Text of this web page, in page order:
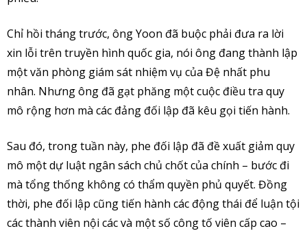
Chỉ hồi tháng trước, ông Yoon đã buộc phải đưa ra lời
xin lỗi trên truyền hình quốc gia, nói ông đang thành lập
một văn phòng giám sát nhiệm vụ của Đệ nhất phu
nhân. Nhưng ông đã gạt phăng một cuộc điều tra quy
mô rộng hơn mà các đảng đối lập đã kêu gọi tiến hành.
Sau đó, trong tuần này, phe đối lập đã đề xuất giảm quy
mô một dự luật ngân sách chủ chốt của chính – bước đi
mà tổng thống không có thẩm quyền phủ quyết. Đồng
thời, phe đối lập cũng tiến hành các động thái để luận tội
các thành viên nội các và một số công tố viên cấp cao –